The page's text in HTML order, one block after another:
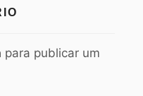
para publicar um